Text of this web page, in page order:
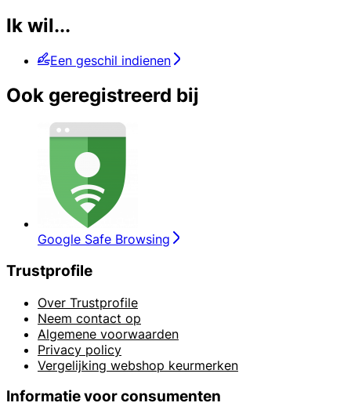
Ik wil...
Een geschil indienen
Ook geregistreerd bij
Google Safe Browsing
Trustprofile
Over Trustprofile
Neem contact op
Algemene voorwaarden
Privacy policy
Vergelijking webshop keurmerken
Informatie voor consumenten